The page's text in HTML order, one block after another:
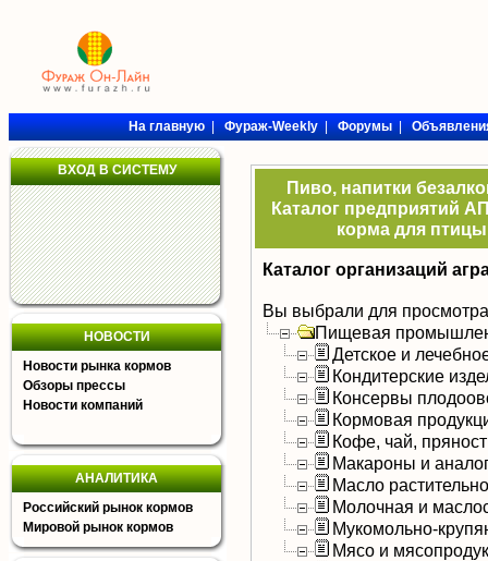
На главную|Фураж-Weekly|Форумы|
ВХОД В СИСТЕМУ
НОВОСТИ
Новости рынка кормов
Обзоры прессы
Новости компаний
АНАЛИТИКА
Российский рынок кормов
Мировой рынок кормов
Пиво, напитки
Каталог предприятий
корма для
Каталог организаций
Вы выбрали для
Пищевая
Детское и
Кондитерские
Консервы
Кормовая
Кофе, чай,
Макароны и
Масло
Молочная и
Мукомольно-
Мясо и